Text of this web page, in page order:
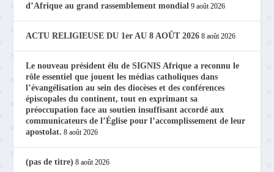
d’Afrique au grand rassemblement mondial 9 août 2026
ACTU RELIGIEUSE DU 1er AU 8 AOÛT 2026 8 août 2026
Le nouveau président élu de SIGNIS Afrique a reconnu le
rôle essentiel que jouent les médias catholiques dans
l’évangélisation au sein des diocèses et des conférences
épiscopales du continent, tout en exprimant sa
préoccupation face au soutien insuffisant accordé aux
communicateurs de l’Église pour l’accomplissement de leur
apostolat. 8 août 2026
(pas de titre) 8 août 2026